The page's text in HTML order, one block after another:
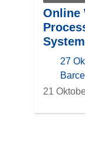
Online
27
location
21